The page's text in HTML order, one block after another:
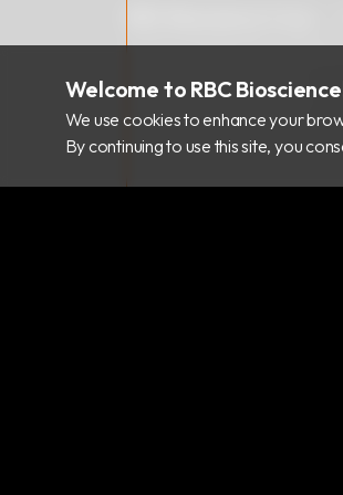
+886 2 8912 1300
Welcome to RBC
We use cookies to enhance your
By continuing to use this site, you